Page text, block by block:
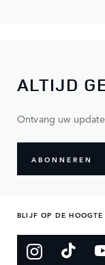
ALTIJD
Ontvang uw
ABONNEREN
BLIJF OP DE HOOGTE